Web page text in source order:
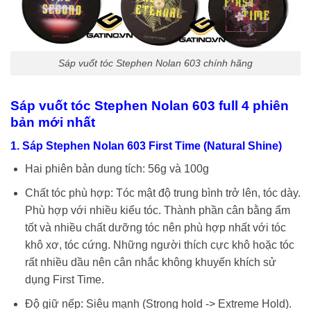
Sáp vuốt tóc Stephen Nolan 603 chính hãng
Sáp vuốt tóc Stephen Nolan 603 full 4 phiên
bản mới nhất
1. Sáp Stephen Nolan 603 First Time (Natural Shine)
Hai phiên bản dung tích: 56g và 100g
Chất tóc phù hợp: Tóc mật độ trung bình trở lên, tóc dày.
Phù hợp với nhiều kiểu tóc. Thành phần cân bằng ẩm
tốt và nhiều chất dưỡng tóc nên phù hợp nhất với tóc
khô xơ, tóc cứng. Những người thích cực khô hoặc tóc
rất nhiều dầu nên cân nhắc không khuyến khích sử
dụng First Time.
Độ giữ nếp: Siêu mạnh (Strong hold -> Extreme Hold).